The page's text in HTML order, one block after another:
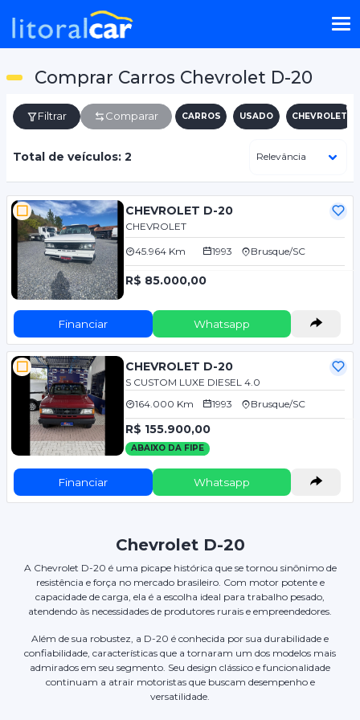
Comprar Carros Chevrolet D-20
Filtrar Comparar CARROS USADO CHEVROLET
Total de veículos: 2
CHEVROLET D-20
CHEVROLET
45.964 Km 1993 Brusque/SC
R$ 85.000,00
Financiar Whatsapp
CHEVROLET D-20
S CUSTOM LUXE DIESEL 4.0
164.000 Km
1993 Brusque/SC
R$ 155.900,00
ABAIXO DA FIPE
Financiar Whatsapp
Chevrolet D-20
A Chevrolet D-20 é uma picape histórica que se tornou sinônimo de
resistência e força no mercado brasileiro. Com motor potente e
capacidade de carga, ela é a escolha ideal para trabalho pesado,
atendendo às necessidades de produtores rurais e empreendedores.
Além de sua robustez, a D-20 é conhecida por sua durabilidade e
confiabilidade, características que a tornaram um dos modelos mais
admirados em seu segmento. Seu design clássico e funcionalidade
continuam a atrair motoristas que buscam desempenho e
versatilidade.